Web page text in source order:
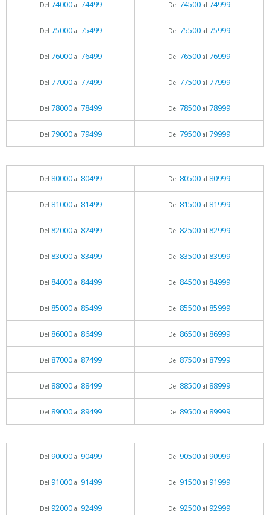
Del 74000al 74499 Del 74500al 74999
Del 75000al 75499 Del 75500al 75999
Del 76000al 76499 Del 76500al 76999
Del 77000al 77499 Del 77500al 77999
Del 78000al 78499 Del 78500al 78999
Del 79000al 79499 Del 79500al 79999
Del 80000al 80499 Del 80500al 80999
Del 81000al 81499 Del 81500al 81999
Del 82000al 82499 Del 82500al 82999
Del 83000al 83499 Del 83500al 83999
Del 84000al 84499 Del 84500al 84999
Del 85000al 85499 Del 85500al 85999
Del 86000al 86499 Del 86500al 86999
Del 87000al 87499 Del 87500al 87999
Del 88000al 88499 Del 88500al 88999
Del 89000al 89499 Del 89500al 89999
Del 90000al 90499 Del 90500al 90999
Del 91000al 91499 Del 91500al 91999
Del 92000al 92499 Del 92500al 92999